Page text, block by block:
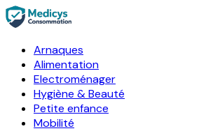
Arnaques
Alimentation
Electroménager
Hygiène & Beauté
Petite enfance
Mobilité